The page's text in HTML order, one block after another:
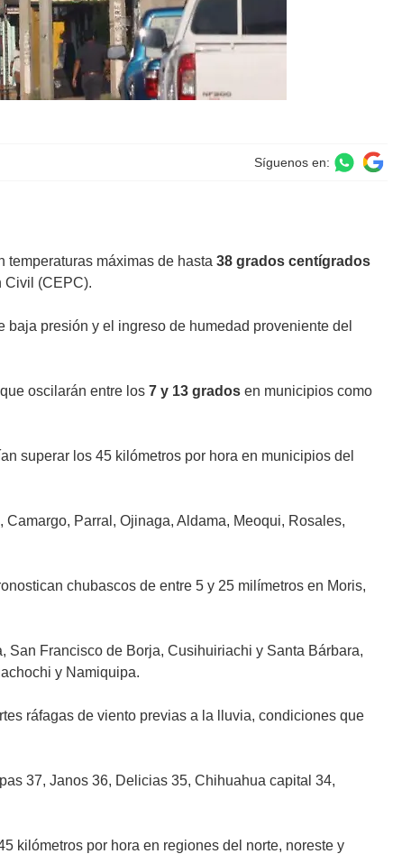
Síguenos en:
máximas de hasta 38 grados centígrados
Civil (CEPC).
presión y el ingreso de humedad proveniente del
oscilarán entre los 7 y 13 grados en municipios como
superar los 45 kilómetros por hora en municipios del
Parral, Ojinaga, Aldama, Meoqui, Rosales,
chubascos de entre 5 y 25 milímetros en Moris,
Francisco de Borja, Cusihuiriachi y Santa Bárbara,
y Namiquipa.
ráfagas de viento previas a la lluvia, condiciones que
37, Janos 36, Delicias 35, Chihuahua capital 34,
kilómetros por hora en regiones del norte, noreste y